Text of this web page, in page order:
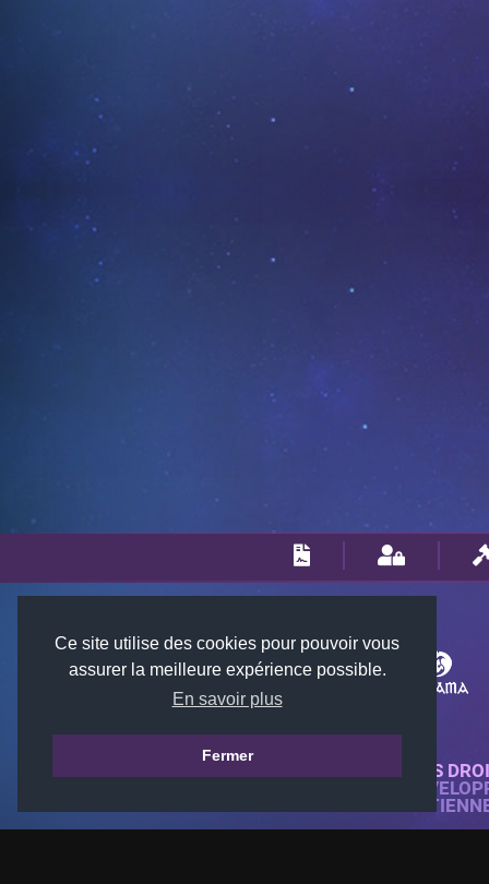
Ce site utilise des cookies pour pouvoir vous
assurer la meilleure expérience possible.
En savoir plus
Fermer
© 2018-2026 KTARENA. TOUS
SITE WEB ENTIÈREMENT
TOUTES LES IMAGES